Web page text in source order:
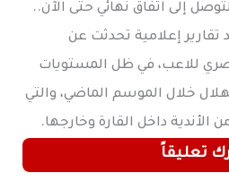
إلى اتفاق نهائي حتى الآن..
تقارير إعلامية تحدثت عن
للاعب، في ظل المستويات
خلال الموسم الماضي، والتي
داخل القارة وخارجها.
تعليقاً